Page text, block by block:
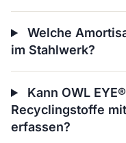
Welche
im Stahlwerk?
Kann OWL
Recyclingstoffe
erfassen?